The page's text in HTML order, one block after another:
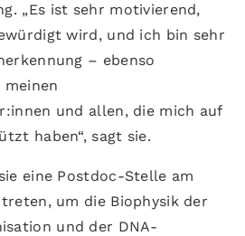
„Es ist sehr motivierend,
wird, und ich bin sehr
– ebenso
meinen
und allen, die mich auf
haben“, sagt sie.
eine Postdoc-Stelle am
um die Biophysik der
und der DNA-